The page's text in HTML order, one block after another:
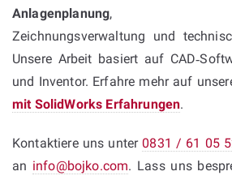
Anlagenplanung,
Zeichnungsverwaltung und
Unsere Arbeit basiert auf
und Inventor. Erfahre mehr auf
mit SolidWorks Erfahrungen.
Kontaktiere uns unter0831 / 61 05
an info@bojko.com. Lass uns